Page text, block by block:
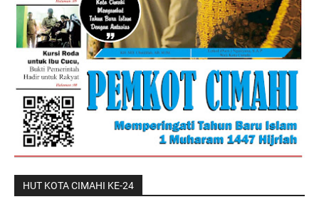
HUT KOTA CIMAHI KE-24